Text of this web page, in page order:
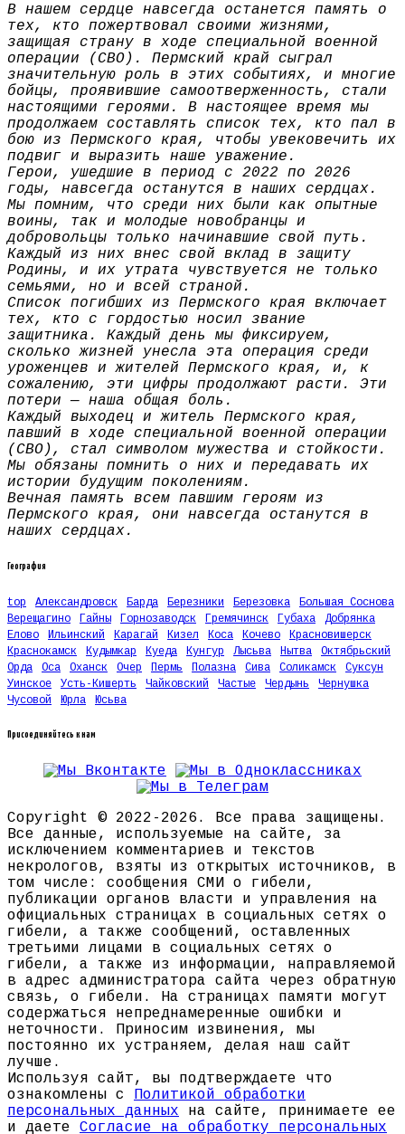
В нашем сердце навсегда останется память о
тех, кто пожертвовал своими жизнями,
защищая страну в ходе специальной военной
операции (СВО). Пермский край сыграл
значительную роль в этих событиях, и многие
бойцы, проявившие самоотверженность, стали
настоящими героями. В настоящее время мы
продолжаем составлять список тех, кто пал в
бою из Пермского края, чтобы увековечить их
подвиг и выразить наше уважение.
Герои, ушедшие в период с 2022 по 2026
годы, навсегда останутся в наших сердцах.
Мы помним, что среди них были как опытные
воины, так и молодые новобранцы и
добровольцы только начинавшие свой путь.
Каждый из них внес свой вклад в защиту
Родины, и их утрата чувствуется не только
семьями, но и всей страной.
Список погибших из Пермского края включает
тех, кто с гордостью носил звание
защитника. Каждый день мы фиксируем,
сколько жизней унесла эта операция среди
уроженцев и жителей Пермского края, и, к
сожалению, эти цифры продолжают расти. Эти
потери — наша общая боль.
Каждый выходец и житель Пермского края,
павший в ходе специальной военной операции
(СВО), стал символом мужества и стойкости.
Мы обязаны помнить о них и передавать их
истории будущим поколениям.
Вечная память всем павшим героям из
Пермского края, они навсегда останутся в
наших сердцах.
География
top Александровск Барда Березники Березовка
Большая Соснова
Верещагино
Гайны Горнозаводск Гремячинск Губаха
Добрянка
Елово
Ильинский Карагай Кизел Коса Кочево
Красновишерск
Краснокамск
Кудымкар Куеда Кунгур Лысьва Нытва
Октябрьский
Орда
Оса Оханск Очер Пермь Полазна Сива Соликамск
Суксун
Уинское
Усть-Кишерть Чайковский Частые Чердынь
Чернушка
Чусовой
Юрла Юсьва
Присоединяйтесь к нам
Copyright © 2022-2026. Все права защищены.
Все данные, используемые на сайте, за
исключением комментариев и текстов
некрологов, взяты из открытых источников, в
том числе: сообщения СМИ о гибели,
публикации органов власти и управления на
официальных страницах в социальных сетях о
гибели, а также сообщений, оставленных
третьими лицами в социальных сетях о
гибели, а также из информации, направляемой
в адрес администратора сайта через обратную
связь, о гибели. На страницах памяти могут
содержаться непреднамеренные ошибки и
неточности. Приносим извинения, мы
постоянно их устраняем, делая наш сайт
лучше.
Используя сайт, вы подтверждаете что
ознакомлены с Политикой обработки
персональных данных на сайте, принимаете ее
и даете Согласие на обработку персональных